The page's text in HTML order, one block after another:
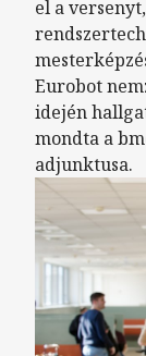
el a
Eurobot
idején
mondta a
adjunktusa.